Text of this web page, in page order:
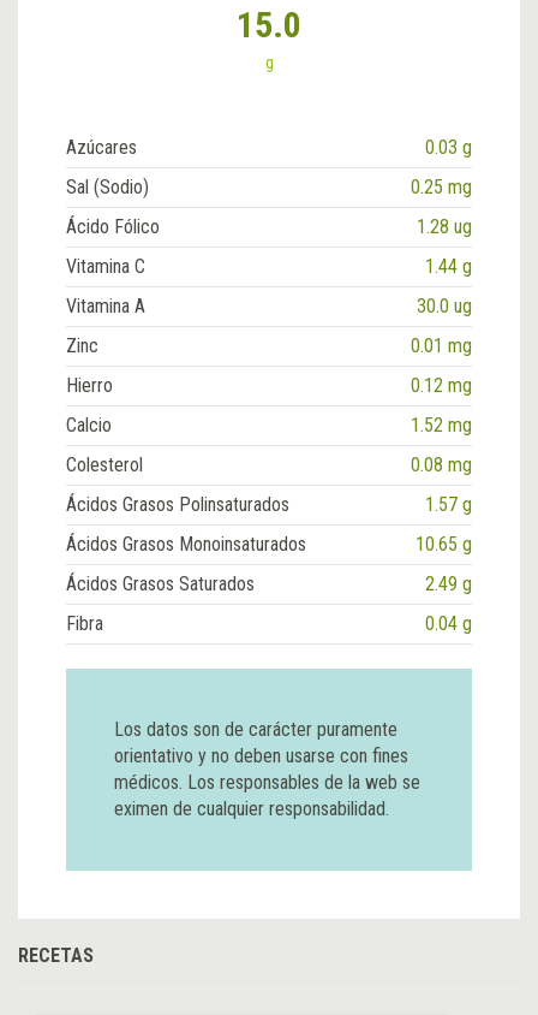
15.0
g
Azúcares
0.03 g
Sal (Sodio)
0.25 mg
Ácido Fólico
1.28 ug
Vitamina C
1.44 g
Vitamina A
30.0 ug
Zinc
0.01 mg
Hierro
0.12 mg
Calcio
1.52 mg
Colesterol
0.08 mg
Ácidos Grasos Polinsaturados
1.57 g
Ácidos Grasos Monoinsaturados
10.65 g
Ácidos Grasos Saturados
2.49 g
Fibra
0.04 g
Los datos son de carácter puramente
orientativo y no deben usarse con fines
médicos. Los responsables de la web se
eximen de cualquier responsabilidad.
RECETAS